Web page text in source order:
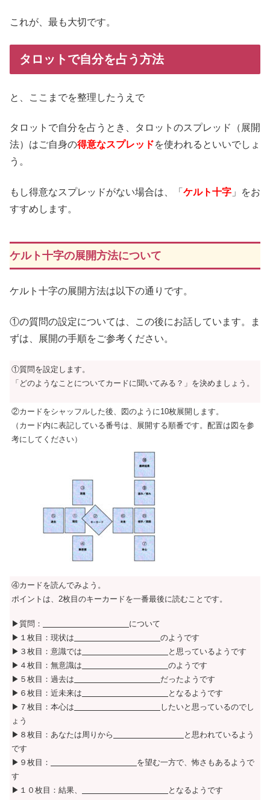
これが、最も大切です。
タロットで自分を占う方法
と、ここまでを整理したうえで
タロットで自分を占うとき、タロットのスプレッド（展開
法）はご自身の得意なスプレッドを使われるといいでしょ
う。
もし得意なスプレッドがない場合は、「 ケルト十字 」をお
すすめします。
ケルト十字の展開方法について
ケルト十字の展開方法は以下の通りです。
①の質問の設定については、この後にお話しています。ま
ずは、展開の手順をご参考ください。
①質問を設定します。
「どのようなことについてカードに聞いてみる？」を決めましょう。
②カードをシャッフルした後、図のように10枚展開します。
（カード内に表記している番号は、展開する順番です。配置は図を参
考にしてください）
④カードを読んでみよう。
ポイントは、2枚目のキーカードを一番最後に読むことです。
▶質問：
について
▶１枚目：現状は
のようです
▶３枚目：意識では
と思っているようです
▶４枚目：無意識は
のようです
▶５枚目：過去は
だったようです
▶６枚目：近未来は
となるようです
▶７枚目：本心は
したいと思っているのでし
ょう
▶８枚目：あなたは周りから
と思われているよう
です
▶９枚目：
を望む一方で、怖さもあるようで
す
▶１０枚目：結果、
となるようです